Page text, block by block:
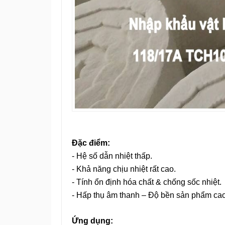
Đặc điểm:
- Hệ số dẫn nhiệt thấp.
- Khả năng chịu nhiệt rất cao.
- Tính ổn định hóa chất & chống sốc nhiệt.
- Hấp thụ âm thanh – Độ bền sản phẩm
Ứng dụng: